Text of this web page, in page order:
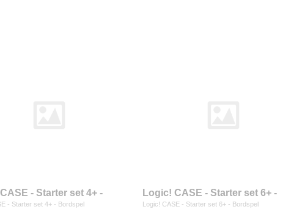
- Starter set 4+ -
- Starter set 4+ - Bordspel
Logic! CASE - Starter set 6+ -
Bordspel
Logic! CASE - Starter set 6+ - Bordspel